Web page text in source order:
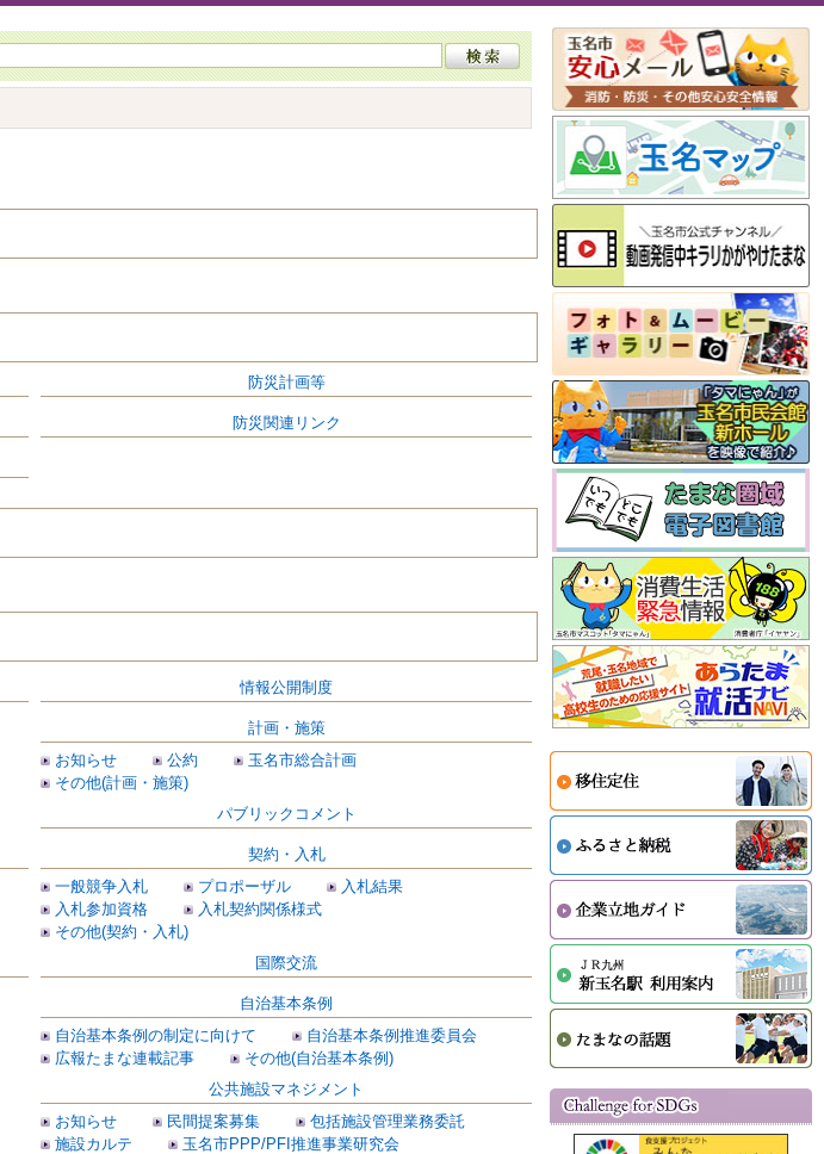
防災計画等
防災関連リンク
情報公開制度
計画・施策
お知らせ
公約
玉名市総合計画
その他(計画・施策)
パブリックコメント
契約・入札
一般競争入札
プロポーザル
入札結果
入札参加資格
入札契約関係様式
その他(契約・入札)
国際交流
自治基本条例
自治基本条例の制定に向けて
自治基本条例推進委員会
広報たまな連載記事
その他(自治基本条例)
公共施設マネジメント
お知らせ
民間提案募集
包括施設管理業務委託
施設カルテ
玉名市PPP/PFI推進事業研究会